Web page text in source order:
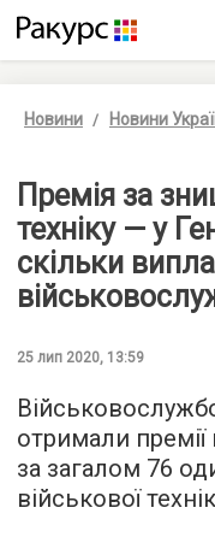
Новини Новини
Премія за
техніку — у
скільки
25 лип 2020, 13:59
отримали
за загалом 76
військової